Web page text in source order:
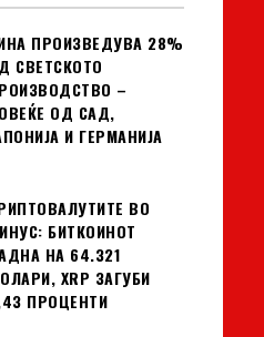
ПРОИЗВЕДУВА 28%
СВЕТСКОТО
–
ОД САД,
И ГЕРМАНИЈА
ВО
БИТКОИНОТ
НА 64.321
XRP ЗАГУБИ
ПРОЦЕНТИ